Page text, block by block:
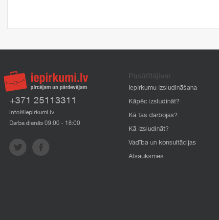
+371 25113311
info@iepirkumi.lv
Darba dienās 09:00 - 18:00
Pasūtītājiem
Iepirkumu izsludināšana
Kāpēc izsludināt?
Kā tas darbojas?
Kā izsludināt?
Vadība un konsultācijas
Atsauksmes